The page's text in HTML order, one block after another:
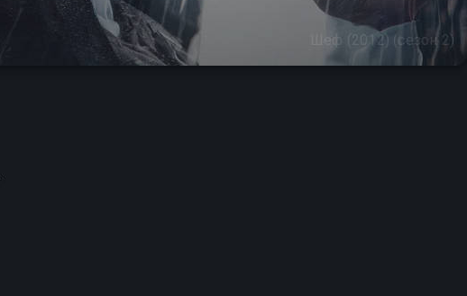
Шеф (2012) (сезон 2)